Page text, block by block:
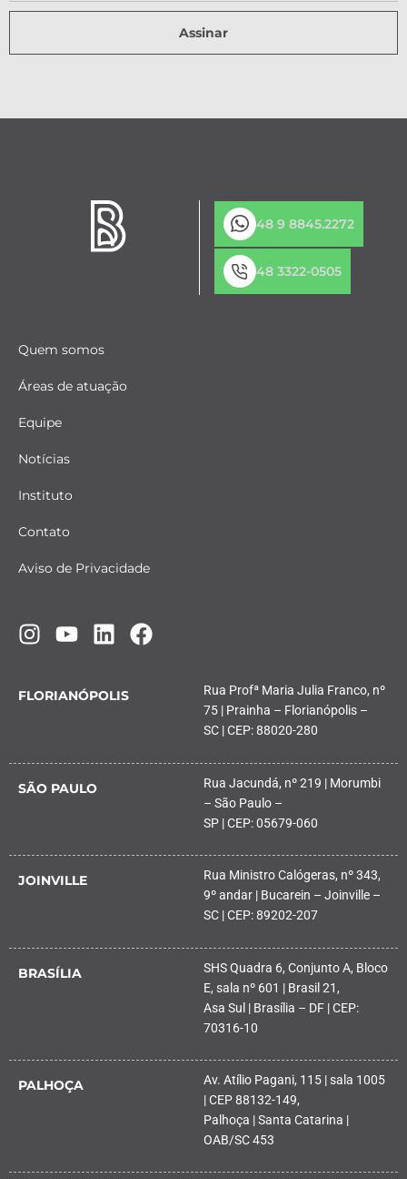
Assinar
48 9 8845.2272
48 3322-0505
Quem somos
Áreas de atuação
Equipe
Notícias
Instituto
Contato
Aviso de Privacidade
FLORIANÓPOLIS
Rua Profª Maria Julia Franco, nº
75 | Prainha – Florianópolis –
SC | CEP: 88020-280
SÃO PAULO
Rua Jacundá, nº 219 | Morumbi
– São Paulo –
SP | CEP: 05679-060
JOINVILLE
Rua Ministro Calógeras, nº 343,
9º andar | Bucarein – Joinville –
SC | CEP: 89202-207
BRASÍLIA
SHS Quadra 6, Conjunto A, Bloco
E, sala nº 601 | Brasil 21,
Asa Sul | Brasília – DF | CEP:
70316-10
PALHOÇA
Av. Atílio Pagani, 115 | sala 1005
| CEP 88132-149,
Palhoça | Santa Catarina |
OAB/SC 453